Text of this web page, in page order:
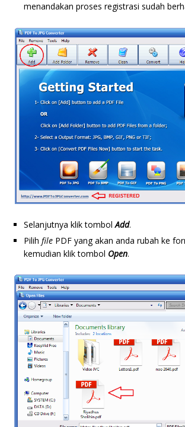
menandakan proses registrasi sudah
Selanjutnya klik tombolAdd.
Pilih file PDF yang akan anda rubah ke
kemudian klik tombol Open.